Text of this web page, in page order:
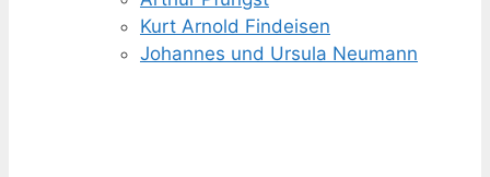
Kurt Arnold Findeisen
Johannes und Ursula Neumann